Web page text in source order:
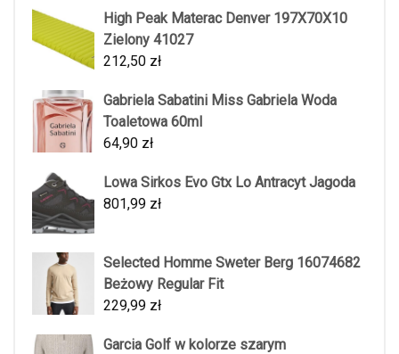
High Peak Materac Denver 197X70X10
Zielony 41027
212,50 zł
Gabriela Sabatini Miss Gabriela Woda
Toaletowa 60ml
64,90 zł
Lowa Sirkos Evo Gtx Lo Antracyt Jagoda
801,99 zł
Selected Homme Sweter Berg 16074682
Beżowy Regular Fit
229,99 zł
Garcia Golf w kolorze szarym